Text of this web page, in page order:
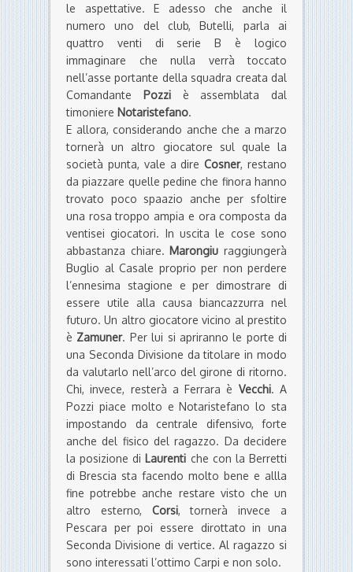
le aspettative. E adesso che anche il
numero uno del club, Butelli, parla ai
quattro venti di serie B è logico
immaginare che nulla verrà toccato
nell’asse portante della squadra creata dal
Comandante Pozziè assemblata dal
timoniere Notaristefano.
E allora, considerando anche che a marzo
tornerà un altro giocatore sul quale la
società punta, vale a direCosner, restano
da piazzare quelle pedine che finora hanno
trovato poco spaazio anche per sfoltire
una rosa troppo ampia e ora composta da
ventisei giocatori. In uscita le cose sono
abbastanza chiare. Marongiu raggiungerà
Buglio al Casale proprio per non perdere
l’ennesima stagione e per dimostrare di
essere utile alla causa biancazzurra nel
futuro. Un altro giocatore vicino al prestito
è Zamuner. Per lui si apriranno le porte di
una Seconda Divisione da titolare in modo
da valutarlo nell’arco del girone di ritorno.
Chi, invece, resterà a Ferrara è Vecchi. A
Pozzi piace molto e Notaristefano lo sta
impostando da centrale difensivo, forte
anche del fisico del ragazzo. Da decidere
la posizione di Laurenti che con la Berretti
di Brescia sta facendo molto bene e allla
fine potrebbe anche restare visto che un
altro esterno, Corsi, tornerà invece a
Pescara per poi essere dirottato in una
Seconda Divisione di vertice. Al ragazzo si
sono interessati l’ottimo Carpi e non solo.